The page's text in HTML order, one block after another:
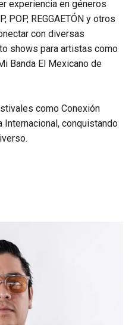
experiencia en géneros
POP, REGGAETÓN y otros
con diversas
shows para artistas como
Banda El Mexicano de
como Conexión
Internacional, conquistando